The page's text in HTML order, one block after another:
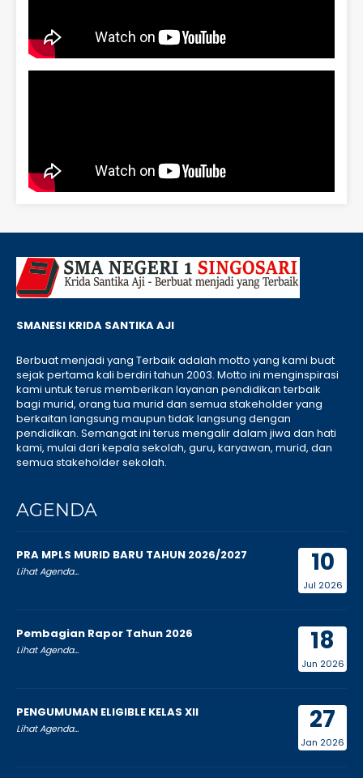
SMANESI KRIDA SANTIKA AJI
Berbuat menjadi yang Terbaik adalah motto yang kami buat
sejak pertama kali berdiri tahun 2003. Motto ini menginspirasi
kami untuk terus memberikan layanan pendidikan terbaik
bagi murid, orang tua murid dan semua stakeholder yang
berkaitan langsung maupun tidak langsung dengan
pendidikan. Semangat ini terus mengalir dalam jiwa dan hati
kami, mulai dari kepala sekolah, guru, karyawan, murid, dan
semua stakeholder sekolah.
AGENDA
10
Jul 2026
PRA MPLS MURID BARU TAHUN 2026/2027
Lihat Agenda...
18
Jun 2026
Pembagian Rapor Tahun 2026
Lihat Agenda...
27
Jan 2026
PENGUMUMAN ELIGIBLE KELAS XII
Lihat Agenda...